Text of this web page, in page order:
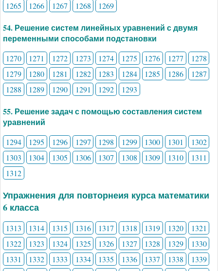
1265
1266 1267 1268 1269
54. Решение систем линейных уравнений с двумя
переменными способами подстановки
1270 1271 1272 1273 1274 1275 1276 1277
1278
1279
1280 1281 1282 1283 1284 1285 1286
1287
1288
1289 1290 1291 1292 1293
55. Решение задач с помощью составления систем
уравнений
1294 1295 1296 1297 1298 1299 1300 1301
1302
1303
1304 1305 1306 1307 1308 1309 1310
1311
1312
Упражнения для повторнеия курса математики
6 класса
1313 1314 1315 1316 1317 1318 1319 1320
1321
1322
1323 1324 1325 1326 1327 1328 1329
1330
1331
1332 1333 1334 1335 1336 1337 1338
1339